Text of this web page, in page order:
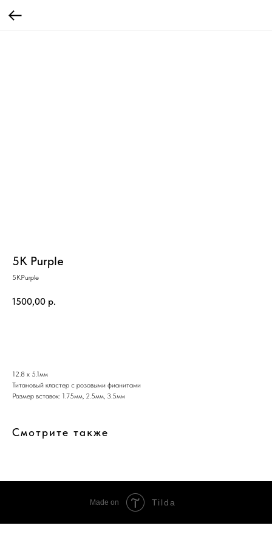
5K Purple
5KPurple
1500,00 р.
12.8 x 5.1мм
Титановый кластер с розовыми фианитами
Размер вставок: 1.75мм, 2.5мм, 3.5мм
Смотрите также
Made on Tilda